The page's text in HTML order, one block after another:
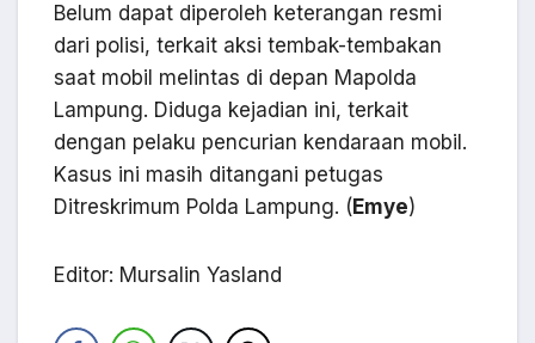
Belum dapat diperoleh keterangan resmi
dari polisi, terkait aksi tembak-tembakan
saat mobil melintas di depan Mapolda
Lampung. Diduga kejadian ini, terkait
dengan pelaku pencurian kendaraan mobil.
Kasus ini masih ditangani petugas
Ditreskrimum Polda Lampung. ( Emye)
Editor: Mursalin Yasland